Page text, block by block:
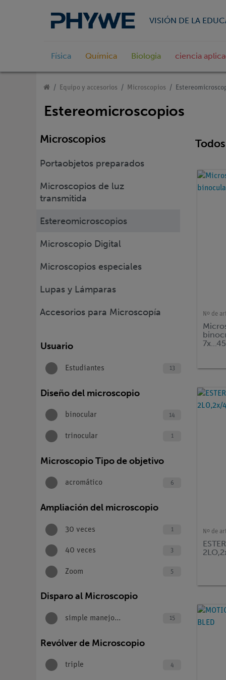
VISIÓN DE LA
Física Química Biologia ciencia
Equipo y accesorios Microscopios
Estereomicroscopios
Microscopios
Portaobjetos preparados
Microscopios de luz
transmitida
Estereomicroscopios
Microscopio Digital
Microscopios especiales
Lupas y Lámparas
Accesorios para Microscopía
Usuario
Estudiantes 13
Diseño del microscopio
binocular 14
trinocular 1
Microscopio Tipo de objetivo
acromático 6
Ampliación del microscopio
30 veces 1
40 veces 3
Zoom 5
Disparo al Microscopio
simple manejo... 15
Revólver de Microscopio
triple 4
Nº de
Nº de